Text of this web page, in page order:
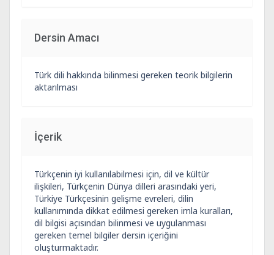
Dersin Amacı
Türk dili hakkında bilinmesi gereken teorik bilgilerin
aktarılması
İçerik
Türkçenin iyi kullanılabilmesi için, dil ve kültür
ilişkileri, Türkçenin Dünya dilleri arasındaki yeri,
Türkiye Türkçesinin gelişme evreleri, dilin
kullanımında dikkat edilmesi gereken imla kuralları,
dil bilgisi açısından bilinmesi ve uygulanması
gereken temel bilgiler dersin içeriğini
oluşturmaktadır.